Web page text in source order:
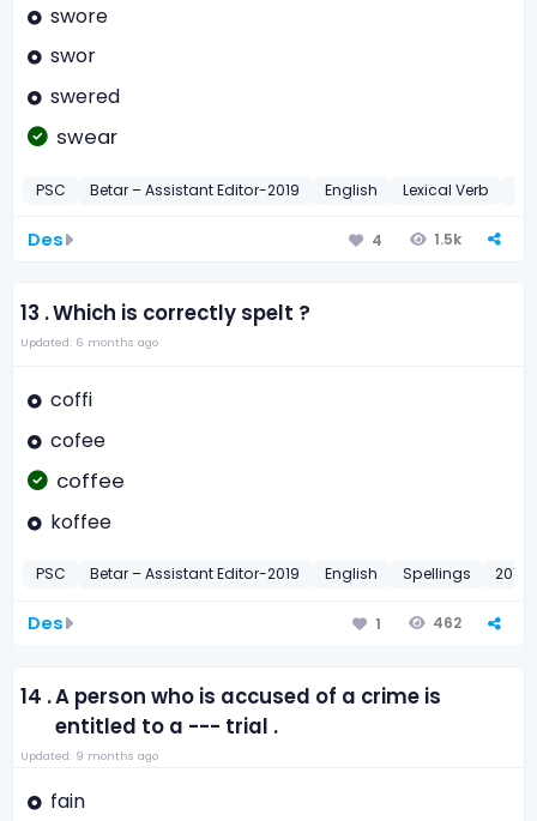
swore
swor
swered
swear
PSC Betar – Assistant Editor-2019 English Lexical Verb
Des 4 1.5k
13 .Which is correctly spelt ?
Updated: 6 months ago
coffi
cofee
coffee
koffee
PSC Betar – Assistant Editor-2019 English Spellings 2019
Des 1 462
14 .A person who is accused of a crime is
entitled to a --- trial .
Updated: 9 months ago
fain